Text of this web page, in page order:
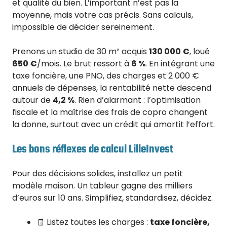
et qualité du bien. L’important n’est pas la
moyenne, mais votre cas précis. Sans calculs,
impossible de décider sereinement.
Prenons un studio de 30 m² acquis 130 000 €, loué
650 €/mois. Le brut ressort à 6 %. En intégrant une
taxe foncière, une PNO, des charges et 2 000 €
annuels de dépenses, la rentabilité nette descend
autour de 4,2 %. Rien d’alarmant : l’optimisation
fiscale et la maîtrise des frais de copro changent
la donne, surtout avec un crédit qui amortit l’effort.
Les bons réflexes de calcul LilleInvest
Pour des décisions solides, installez un petit
modèle maison. Un tableur gagne des milliers
d’euros sur 10 ans. Simplifiez, standardisez, décidez.
🧾 Listez toutes les charges : taxe foncière,